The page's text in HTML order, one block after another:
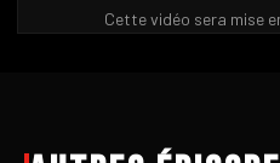
Cette vidéo sera mise